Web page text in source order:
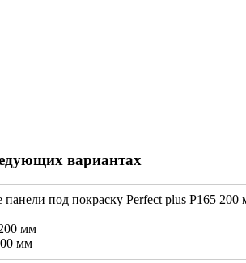
вариантах
панели под покраску Perfect plus P165
мм
мм